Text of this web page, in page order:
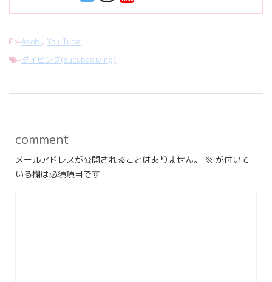
-Asobi, You Tube
-ダイビング(sucubadiving)
comment
メールアドレスが公開されることはありません。 ※ が付いて
いる欄は必須項目です